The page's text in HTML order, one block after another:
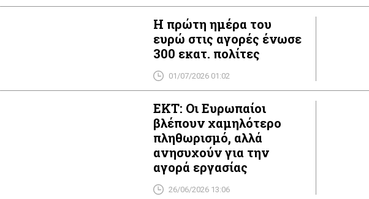
Η πρώτη ημέρα του
ευρώ στις αγορές ένωσε
300 εκατ. πολίτες
01/07/2026 01:02
ΕΚΤ: Οι Ευρωπαίοι
βλέπουν χαμηλότερο
πληθωρισμό, αλλά
ανησυχούν για την
αγορά εργασίας
26/06/2026 13:06